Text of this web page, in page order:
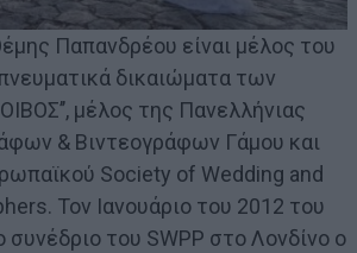
Παπανδρέου είναι μέλος του
δικαιώματα των
μέλος της Πανελλήνιας
& Βιντεογράφων Γάμου και
Society of Wedding and
Τον Ιανουάριο του 2012 του
του SWPP στο Λονδίνο ο